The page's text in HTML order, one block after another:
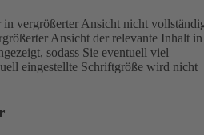
vergrößerter Ansicht nicht
Ansicht der relevante Inhalt in
sodass Sie eventuell viel
eingestellte Schriftgröße wird nicht